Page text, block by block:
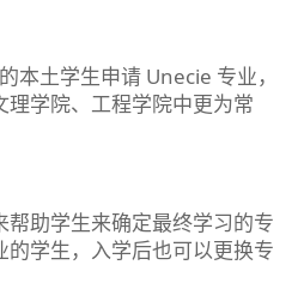
本土学生申请 Unecie 专业，
学院、工程学院中更为常
助学生来确定最终学习的专
学生，入学后也可以更换专